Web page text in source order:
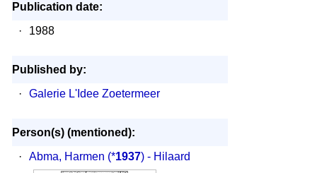
Publication date:
·
1988
Published by:
·
Galerie L'Idee Zoetermeer
Person(s) (mentioned):
·
Abma, Harmen (*1937) - Hilaard